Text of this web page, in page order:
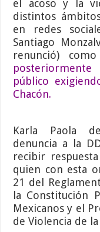
el acoso y la
distintos
en redes
Santiago
renunció)
público
Chacón.
Karla Paola
denuncia a la
recibir
quien con esta
21 del
la Constitución
Mexicanos y el
de Violencia de la